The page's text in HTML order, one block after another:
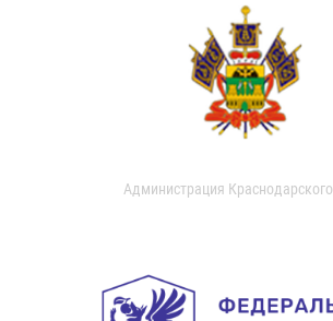
Администрация